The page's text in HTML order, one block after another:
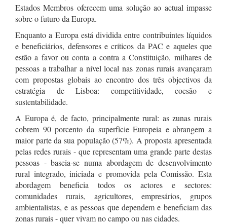
Estados Membros oferecem uma solução ao actual impasse
sobre o futuro da Europa.
Enquanto a Europa está dividida entre contribuintes líquidos
e beneficiários, defensores e críticos da PAC e aqueles que
estão a favor ou conta a contra a Constituição, milhares de
pessoas a trabalhar a nível local nas zonas rurais avançaram
com propostas globais ao encontro dos três objectivos da
estratégia de Lisboa: competitividade, coesão e
sustentabilidade.
A Europa é, de facto, principalmente rural: as zunas rurais
cobrem 90 porcento da superfície Europeia e abrangem a
maior parte da sua população (57%). A proposta apresentada
pelas redes rurais - que representam uma grande parte destas
pessoas - baseia-se numa abordagem de desenvolvimento
rural integrado, iniciada e promovida pela Comissão. Esta
abordagem beneficia todos os actores e sectores:
comunidades rurais, agricultores, empresários, grupos
ambientalistas, e as pessoas que dependem e beneficiam das
zonas rurais - quer vivam no campo ou nas cidades.